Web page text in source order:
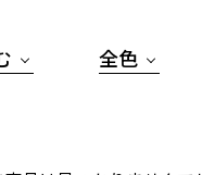
全色